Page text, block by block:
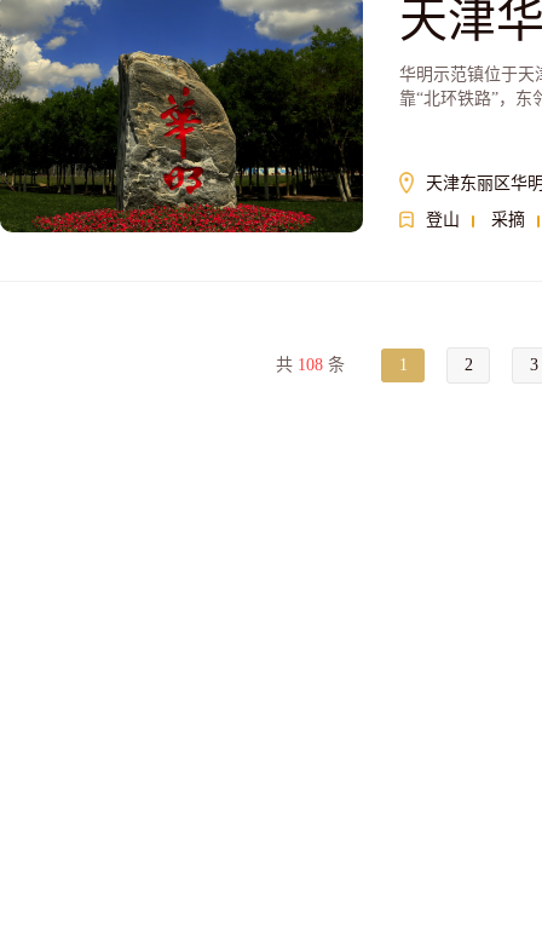
天津
华明示范镇位于天
靠“北环铁路”，东
天津东丽区华
登山
采摘
共 108 条 1 2 3